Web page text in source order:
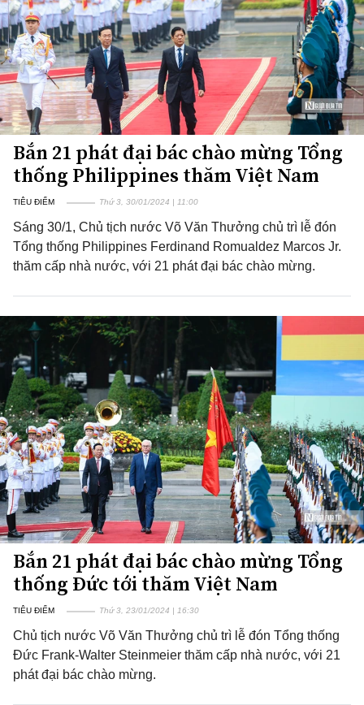
Bắn 21 phát đại bác chào mừng Tổng
thống Philippines thăm Việt Nam
TIÊU ĐIỂM Thứ 3, 30/01/2024 | 11:00
Sáng 30/1, Chủ tịch nước Võ Văn Thưởng chủ trì lễ đón
Tổng thống Philippines Ferdinand Romualdez Marcos Jr.
thăm cấp nhà nước, với 21 phát đại bác chào mừng.
Bắn 21 phát đại bác chào mừng Tổng
thống Đức tới thăm Việt Nam
TIÊU ĐIỂM Thứ 3, 23/01/2024 | 16:30
Chủ tịch nước Võ Văn Thưởng chủ trì lễ đón Tổng thống
Đức Frank-Walter Steinmeier thăm cấp nhà nước, với 21
phát đại bác chào mừng.